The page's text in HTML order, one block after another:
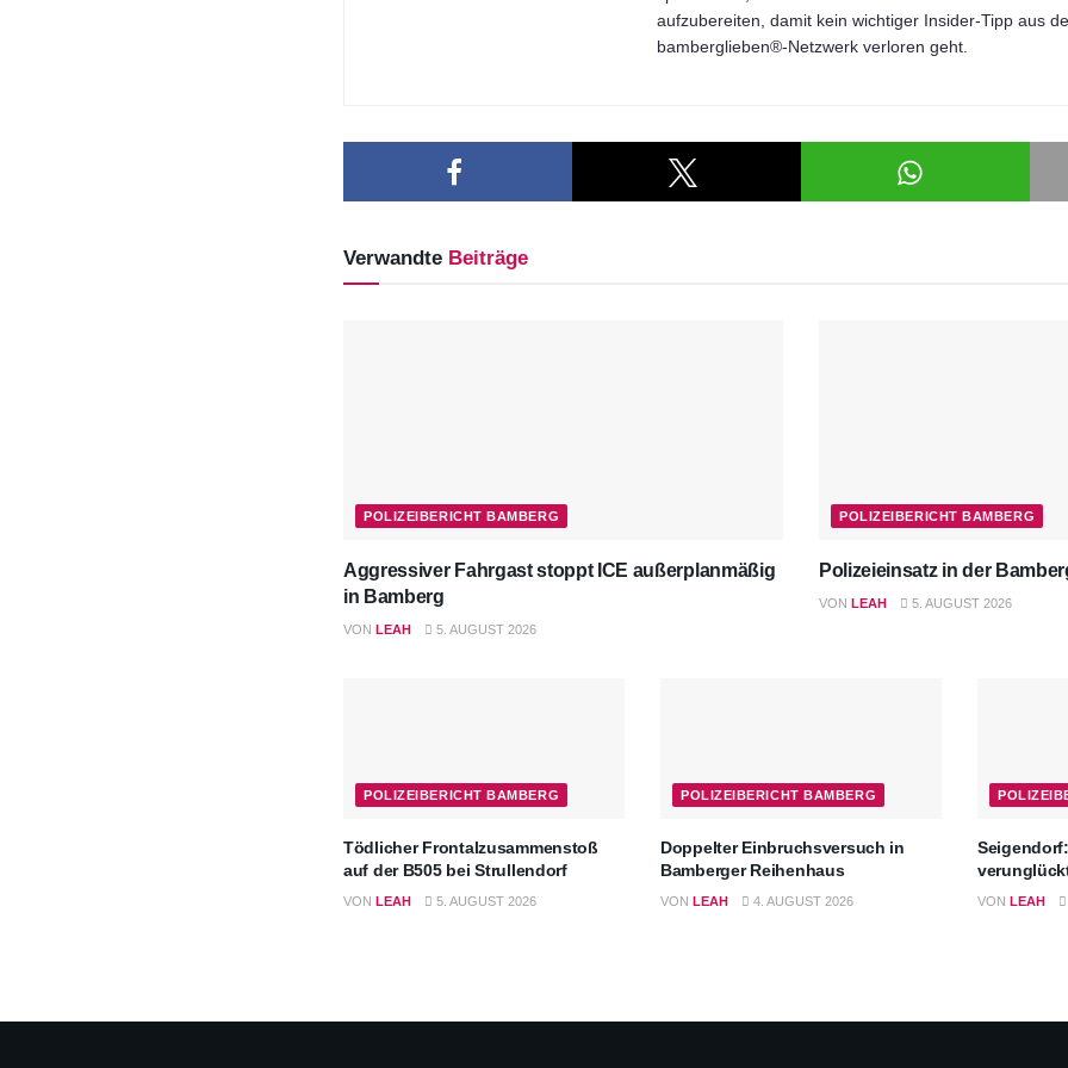
aufzubereiten, damit kein wichtiger Insider-Tipp aus
bamberglieben®-Netzwerk verloren geht.
Verwandte Beiträge
POLIZEIBERICHT BAMBERG
Aggressiver Fahrgast stoppt ICE außerplanmäßig
in Bamberg
VON LEAH 5. AUGUST 2026
POLIZEIBERICHT BAMBERG
Polizeieinsatz in der
VON LEAH 5. AUGUST 2026
POLIZEIBERICHT BAMBERG
Tödlicher Frontalzusammenstoß
auf der B505 bei Strullendorf
VON LEAH 5. AUGUST 2026
POLIZEIBERICHT BAMBERG
Doppelter Einbruchsversuch in
Bamberger Reihenhaus
VON LEAH 4. AUGUST 2026 VON LEAH